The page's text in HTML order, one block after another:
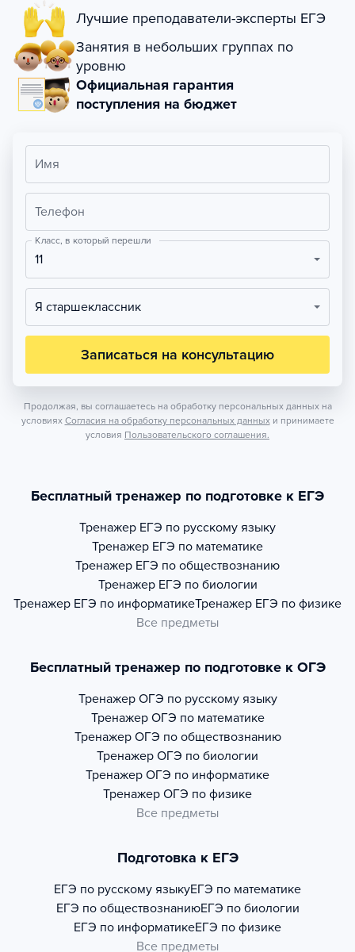
Лучшие преподаватели-эксперты ЕГЭ
Занятия в небольших группах по
уровню
Официальная гарантия
поступления на бюджет
Имя
Телефон
Класс, в который перешли
11
Я старшеклассник
Записаться на консультацию
Продолжая, вы соглашаетесь на обработку персональных данных на
условиях Согласия на обработку персональных данных и принимаете
условия Пользовательского соглашения.
Бесплатный тренажер по подготовке к ЕГЭ
Тренажер ЕГЭ по русскому языку
Тренажер ЕГЭ по математике
Тренажер ЕГЭ по обществознанию
Тренажер ЕГЭ по биологии
Тренажер ЕГЭ по информатикеТренажер ЕГЭ по физике
Все предметы
Бесплатный тренажер по подготовке к ОГЭ
Тренажер ОГЭ по русскому языку
Тренажер ОГЭ по математике
Тренажер ОГЭ по обществознанию
Тренажер ОГЭ по биологии
Тренажер ОГЭ по информатике
Тренажер ОГЭ по физике
Все предметы
Подготовка к ЕГЭ
ЕГЭ по русскому языкуЕГЭ по математике
ЕГЭ по обществознаниюЕГЭ по биологии
ЕГЭ по информатикеЕГЭ по физике
Все предметы